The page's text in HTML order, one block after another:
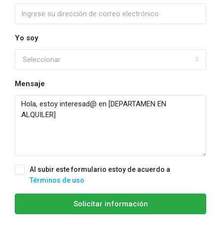
Yo soy
Seleccionar
Mensaje
Al subir este formulario estoy de acuerdo a
Términos de uso
Solicitar información